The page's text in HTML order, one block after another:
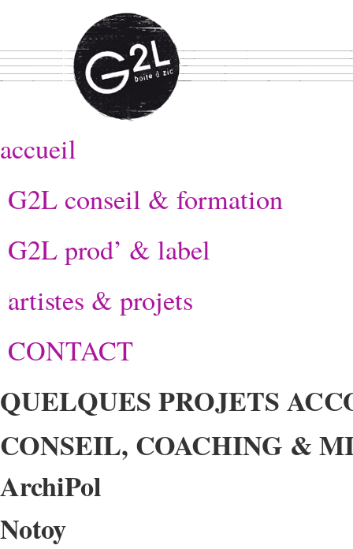
accueil
G2L conseil & formation
G2L prod’ & label
artistes & projets
CONTACT
QUELQUES PROJETS
CONSEIL, COACHING &
ArchiPol
Notoy